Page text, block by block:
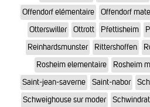
Offendorf elémentaire
Offendorf
Otterswiller
Ottrott Pfettisheim
Reinhardsmunster
Rittershoffen
Rosheim elementaire
Rosheim
Saint-jean-saverne
Saint-nabor
Schweighouse sur moder